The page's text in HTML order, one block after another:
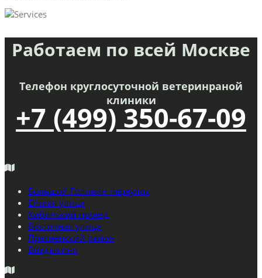
Работаем по всей Москве
Телефон круглосуточной ветеринраной
клиники
+7 (499) 350-67-09
Большой Головин переулок
Ейская улица
Хибинский проезд
Восточная улица
Пресненский район
Владыкино